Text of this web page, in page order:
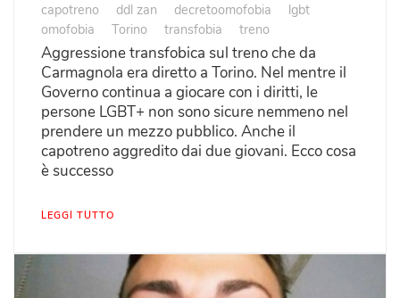
capotreno
ddl zan decretoomofobia
lgbt
omofobia
Torino transfobia treno
Aggressione transfobica sul treno che da
Carmagnola era diretto a Torino. Nel mentre il
Governo continua a giocare con i diritti, le
persone LGBT+ non sono sicure nemmeno nel
prendere un mezzo pubblico. Anche il
capotreno aggredito dai due giovani. Ecco cosa
è successo
LEGGI TUTTO